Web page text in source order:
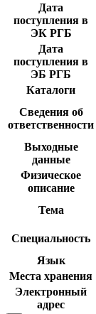
Дата
поступления в
ЭК РГБ
Дата
поступления в
ЭБ РГБ
Каталоги
Сведения об
ответственности
Выходные
данные
Физическое
описание
Тема
Специальность
Язык
Места хранения
Электронный
адрес